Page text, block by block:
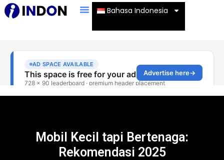
Bahasa Indonesia
Mobil Kecil tapi Bertenaga:
Rekomendasi 2025